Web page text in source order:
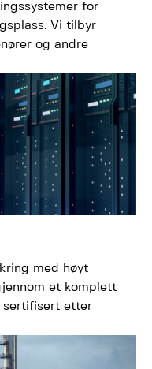
for
Vi tilbyr
og andre
med høyt
et komplett
sertifisert etter